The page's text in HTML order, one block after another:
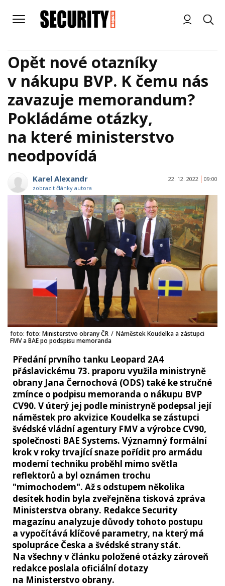
Opět nové otazníky
v nákupu BVP. K čemu nás
zavazuje memorandum?
Pokládáme otázky,
na které ministerstvo
neodpovídá
Karel Alexandr
zobrazit články autora
22. 12. 2022 09:00
foto: foto: Ministerstvo obrany ČR / Náměstek Koudelka a zástupci
FMV a BAE po podspisu memoranda
Předání prvního tanku Leopard 2A4
přáslavickému 73. praporu využila ministryně
obrany Jana Černochová (ODS) také ke stručné
zmínce o podpisu memoranda o nákupu BVP
CV90. V úterý jej podle ministryně podepsal její
náměstek pro akvizice Koudelka se zástupci
švédské vládní agentury FMV a výrobce CV90,
společnosti BAE Systems. Významný formální
krok v roky trvající snaze pořídit pro armádu
moderní techniku proběhl mimo světla
reflektorů a byl oznámen trochu
"mimochodem". Až s odstupem několika
desítek hodin byla zveřejněna tisková zpráva
Ministerstva obrany. Redakce Security
magazínu analyzuje důvody tohoto postupu
a vypočítává klíčové parametry, na který má
spolupráce Česka a švédské strany stát.
Na všechny v článku položené otázky zároveň
redakce poslala oficiální dotazy
na Ministerstvo obrany.